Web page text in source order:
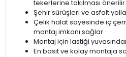
tekerlerine takılması önerilir
Şehir sürüşleri ve asfalt
Çelik halat sayesinde iç
montaj imkanı sağlar.
Montaj için lastiği
En basit ve kolay montaja